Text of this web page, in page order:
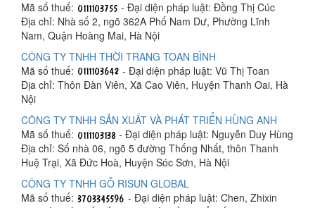
Mã số thuế:
- Đại diện pháp luật: Đồng Thị Cúc
Địa chỉ: Nhà số 2, ngõ 362A Phố Nam Dư, Phường Lĩnh
Nam, Quận Hoàng Mai, Hà Nội
CÔNG TY TNHH THỜI TRANG TOAN BÌNH
Mã số thuế:
- Đại diện pháp luật: Vũ Thị Toan
Địa chỉ: Thôn Đàn Viên, Xã Cao Viên, Huyện Thanh Oai, Hà
Nội
CÔNG TY TNHH SẢN XUẤT VÀ PHÁT TRIỂN HÙNG ANH
Mã số thuế:
- Đại diện pháp luật: Nguyễn Duy Hùng
Địa chỉ: Số nhà 06, ngõ 5 đường Thống Nhất, thôn Thanh
Huệ Trại, Xã Đức Hoà, Huyện Sóc Sơn, Hà Nội
CÔNG TY TNHH GỖ RISUN GLOBAL
Mã số thuế:
- Đại diện pháp luật: Chen, Zhixin